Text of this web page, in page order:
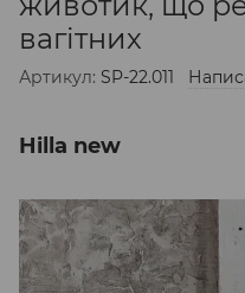
вагітних
Артикул: SP-22.011
Hilla new